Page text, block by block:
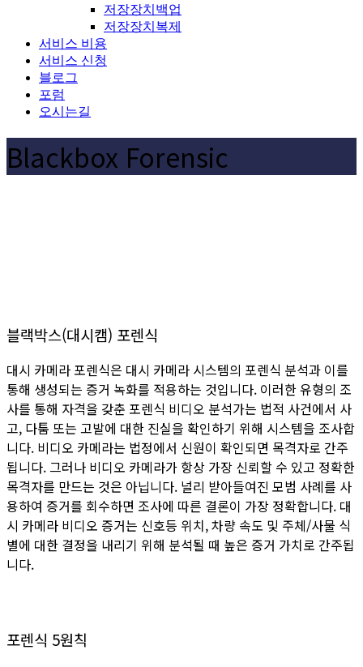
저장장치백업
저장장치복제
서비스 비용
서비스 신청
블로그
포럼
오시는길
Blackbox Forensic
블랙박스(대시캠) 포렌식
대시 카메라 포렌식은 대시 카메라 시스템의 포렌식 분석과 이를
통해 생성되는 증거 녹화를 적용하는 것입니다. 이러한 유형의 조
사를 통해 자격을 갖춘 포렌식 비디오 분석가는 법적 사건에서 사
고, 다툼 또는 고발에 대한 진실을 확인하기 위해 시스템을 조사합
니다. 비디오 카메라는 법정에서 신원이 확인되면 목격자로 간주
됩니다. 그러나 비디오 카메라가 항상 가장 신뢰할 수 있고 정확한
목격자를 만드는 것은 아닙니다. 널리 받아들여진 모범 사례를 사
용하여 증거를 회수하면 조사에 따른 결론이 가장 정확합니다. 대
시 카메라 비디오 증거는 신호등 위치, 차량 속도 및 주체/사물 식
별에 대한 결정을 내리기 위해 분석될 때 높은 증거 가치로 간주됩
니다.
포렌식 5원칙